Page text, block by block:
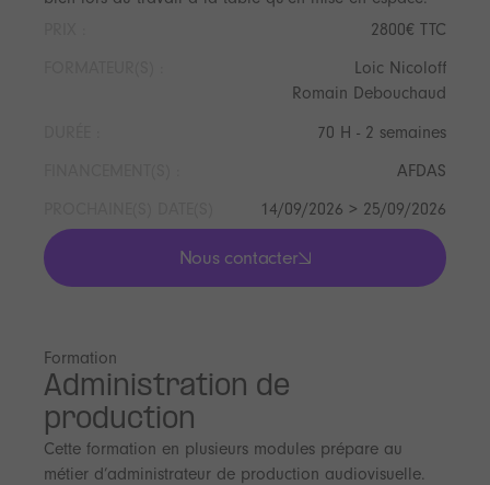
2800€ TTC
Loic Nicoloff
Romain Debouchaud
70 H - 2 semaines
AFDAS
14/09/2026 > 25/09/2026
lis les actualités
Nous contacter
Formation
Administration de
production
Cette formation en plusieurs modules prépare au
métier d’administrateur de production audiovisuelle.